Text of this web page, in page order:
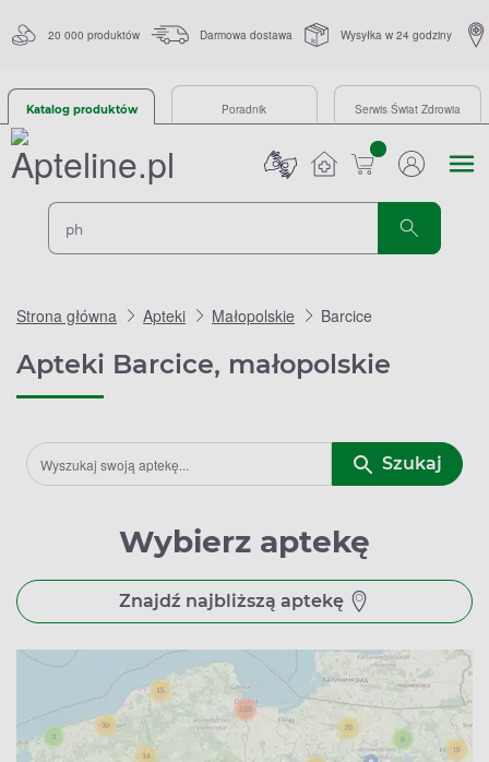
20 000 produktów Darmowa dostawa Wysyłka w 24 godziny
Katalog produktów Poradnik Serwis Świat Zdrowia
sztuk
Strona główna Apteki Małopolskie Barcice
Apteki Barcice, małopolskie
Szukaj
Wybierz aptekę
Znajdź najbliższą aptekę